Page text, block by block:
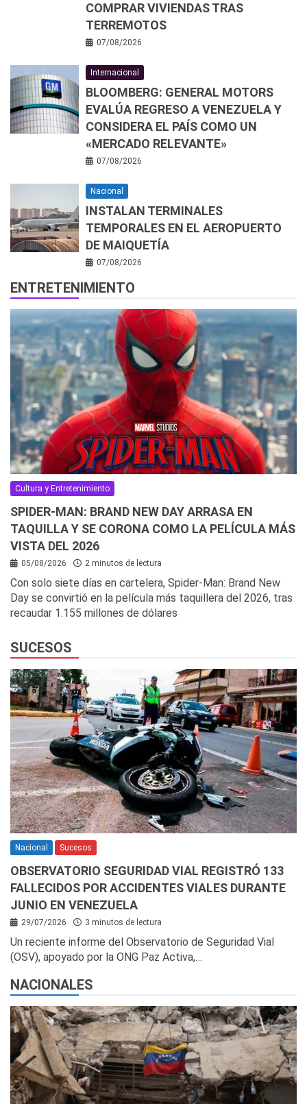
COMPRAR VIVIENDAS TRAS
TERREMOTOS
07/08/2026
Internacional
BLOOMBERG: GENERAL MOTORS
EVALÚA REGRESO A VENEZUELA Y
CONSIDERA EL PAÍS COMO UN
«MERCADO RELEVANTE»
07/08/2026
Nacional
INSTALAN TERMINALES
TEMPORALES EN EL AEROPUERTO
DE MAIQUETÍA
07/08/2026
ENTRETENIMIENTO
Cultura y Entretenimiento
SPIDER-MAN: BRAND NEW DAY ARRASA EN
TAQUILLA Y SE CORONA COMO LA PELÍCULA MÁS
VISTA DEL 2026
05/08/2026 2 minutos de lectura
Con solo siete días en cartelera, Spider-Man: Brand New
Day se convirtió en la película más taquillera del 2026, tras
recaudar 1.155 millones de dólares
SUCESOS
Nacional Sucesos
OBSERVATORIO SEGURIDAD VIAL REGISTRÓ 133
FALLECIDOS POR ACCIDENTES VIALES DURANTE
JUNIO EN VENEZUELA
29/07/2026 3 minutos de lectura
Un reciente informe del Observatorio de Seguridad Vial
(OSV), apoyado por la ONG Paz Activa,…
NACIONALES